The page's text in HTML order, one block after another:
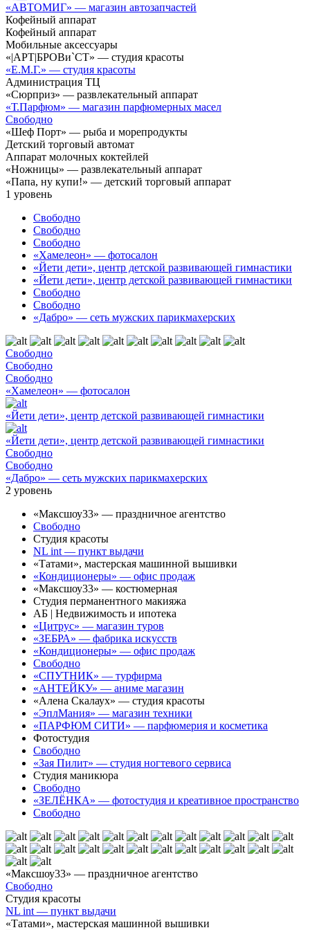
«АВТОМИГ» — магазин автозапчастей
Кофейный аппарат
Кофейный аппарат
Мобильные аксессуары
«|АРТ|БРОВи`СТ» — студия красоты
«Е.М.Г.» — студия красоты
Администрация ТЦ
«Сюрприз» — развлекательный аппарат
«Т.Парфюм» — магазин парфюмерных масел
Свободно
«Шеф Порт» — рыба и морепродукты
Детский торговый автомат
Аппарат молочных коктейлей
«Ножницы» — развлекательный аппарат
«Папа, ну купи!» — детский торговый аппарат
1 уровень
Свободно
Свободно
Свободно
«Хамелеон» — фотосалон
«Йети дети», центр детской развивающей гимнастики
«Йети дети», центр детской развивающей гимнастики
Свободно
Свободно
«Дабро» — сеть мужских парикмахерских
Свободно
Свободно
Свободно
«Хамелеон» — фотосалон
«Йети дети», центр детской развивающей гимнастики
«Йети дети», центр детской развивающей гимнастики
Свободно
Свободно
«Дабро» — сеть мужских парикмахерских
2 уровень
«Максшоу33» — праздничное агентство
Свободно
Студия красоты
NL int — пункт выдачи
«Татами», мастерская машинной вышивки
«Кондиционеры» — офис продаж
«Максшоу33» — костюмерная
Студия перманентного макияжа
АБ | Недвижимость и ипотека
«Цитрус» — магазин туров
«ЗЕБРА» — фабрика искусств
«Кондиционеры» — офис продаж
Свободно
«СПУТНИК» — турфирма
«АНТЕЙКУ» — аниме магазин
«Алена Скалаух» — студия красоты
«ЭплМания» — магазин техники
«ПАРФЮМ СИТИ» — парфюмерия и косметика
Фотостудия
Свободно
«Зая Пилит» — студия ногтевого сервиса
Студия маникюра
Свободно
«ЗЕЛЁНКА» — фотостудия и креативное пространство
Свободно
«Максшоу33» — праздничное агентство
Свободно
Студия красоты
NL int — пункт выдачи
«Татами», мастерская машинной вышивки